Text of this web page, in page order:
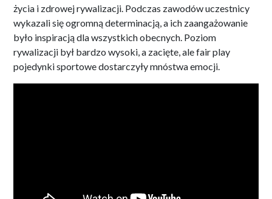
życia i zdrowej rywalizacji. Podczas zawodów uczestnicy
wykazali się ogromną determinacją, a ich zaangażowanie
było inspiracją dla wszystkich obecnych. Poziom
rywalizacji był bardzo wysoki, a zacięte, ale fair play
pojedynki sportowe dostarczyły mnóstwa emocji.